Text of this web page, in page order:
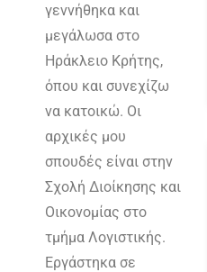
γεννήθηκα και
μεγάλωσα στο
Ηράκλειο Κρήτης,
όπου και συνεχίζω
να κατοικώ. Οι
αρχικές μου
σπουδές είναι στην
Σχολή Διοίκησης και
Οικονομίας στο
τμήμα Λογιστικής.
Εργάστηκα σε